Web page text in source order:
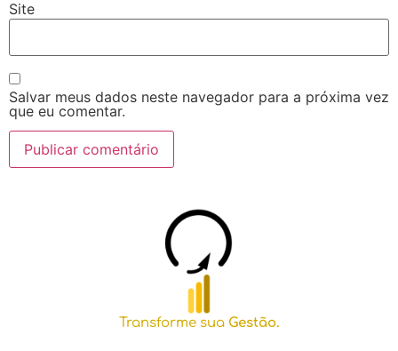
Site
Salvar meus dados neste navegador para a próxima vez
que eu comentar.
Transforme sua Gestão.